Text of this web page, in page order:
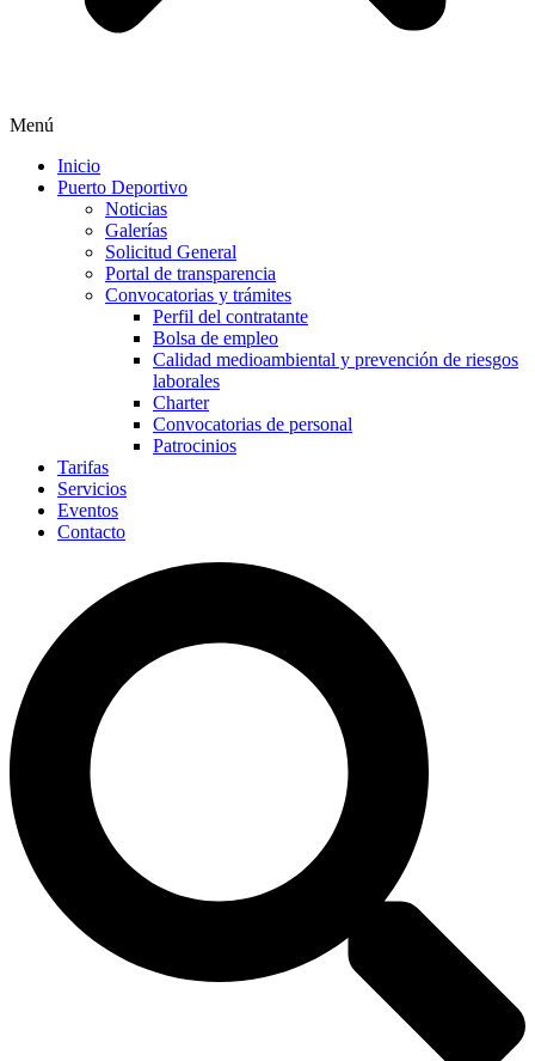
Menú
Inicio
Puerto Deportivo
Noticias
Galerías
Solicitud General
Portal de transparencia
Convocatorias y trámites
Perfil del contratante
Bolsa de empleo
Calidad medioambiental y prevención de riesgos
laborales
Charter
Convocatorias de personal
Patrocinios
Tarifas
Servicios
Eventos
Contacto